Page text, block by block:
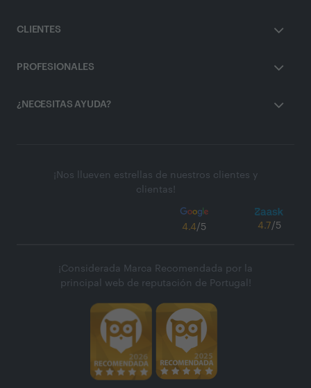
CLIENTES
PROFESIONALES
¿NECESITAS AYUDA?
¡Nos llueven estrellas de nuestros clientes y
clientas!
4.4/5 4.7/5
¡Considerada Marca Recomendada por la
principal web de reputación de Portugal!